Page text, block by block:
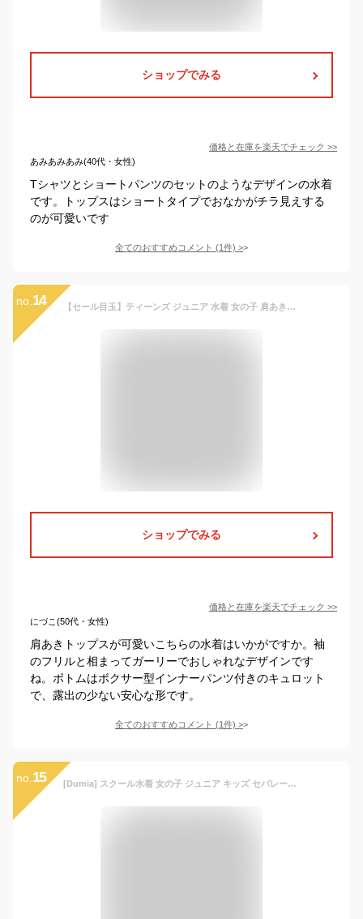
ショップでみる
価格と在庫を楽天でチェック >>
あみあみあみ(40代・女性)
Tシャツとショートパンツのセットのようなデザインの水着
です。トップスはショートタイプでおなかがチラ見えする
のが可愛いです
全てのおすすめコメント (1件) >
no. 14 【セール目玉】ティーンズ ジュニア 水着 女の子 肩あきフリル セパレートスイムウェア キッズ ブラック 黒 白 水色 紫 紺 花柄 チェック柄 子供 小学生 中学生 女子 TAK キャサリンコテージ
ショップでみる
価格と在庫を楽天でチェック >>
にづこ(50代・女性)
肩あきトップスが可愛いこちらの水着はいかがですか。袖
のフリルと相まってガーリーでおしゃれなデザインです
ね。ボトムはボクサー型インナーパンツ付きのキュロット
で、露出の少ない安心な形です。
全てのおすすめコメント (1件) >
no. 15 [Dumia] スクール水着 女の子 ジュニア キッズ セパレート トップス 半袖 ショートパンツ 2点セット 上下セット ラッシュガード ウエストゴム 着やすい 子供用 可愛い お洒落 UVカット 小学生 中学生 高校生 露出控えめ (JP, アルファベット, L, ブラック)